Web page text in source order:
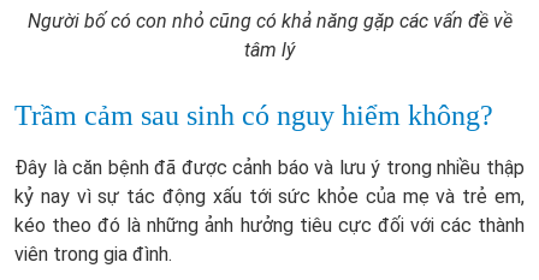
Người bố có con nhỏ cũng có khả năng gặp các vấn đề về
tâm lý
Trầm cảm sau sinh có nguy hiểm không?
Đây là căn bệnh đã được cảnh báo và lưu ý trong nhiều thập
kỷ nay vì sự tác động xấu tới sức khỏe của mẹ và trẻ em,
kéo theo đó là những ảnh hưởng tiêu cực đối với các thành
viên trong gia đình.